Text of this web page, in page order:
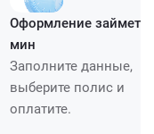
Оформление займет
мин
Заполните данные,
выберите полис и
оплатите.